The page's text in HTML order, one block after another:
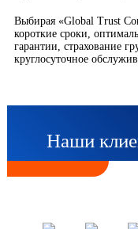
Выбирая «Global Trust
короткие сроки,
гарантии, страхование
круглосуточное
Наши